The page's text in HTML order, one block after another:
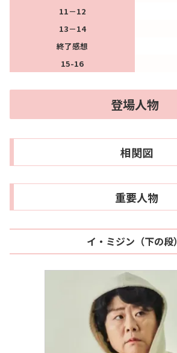
11－12
13－14
終了感想
15-16
登場人物
相関図
重要人物
イ・ミジン（下の段）